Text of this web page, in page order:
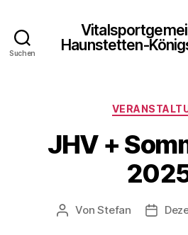
Suchen
Haunstetten-
JHV +
Beitragsautor
VonStefan